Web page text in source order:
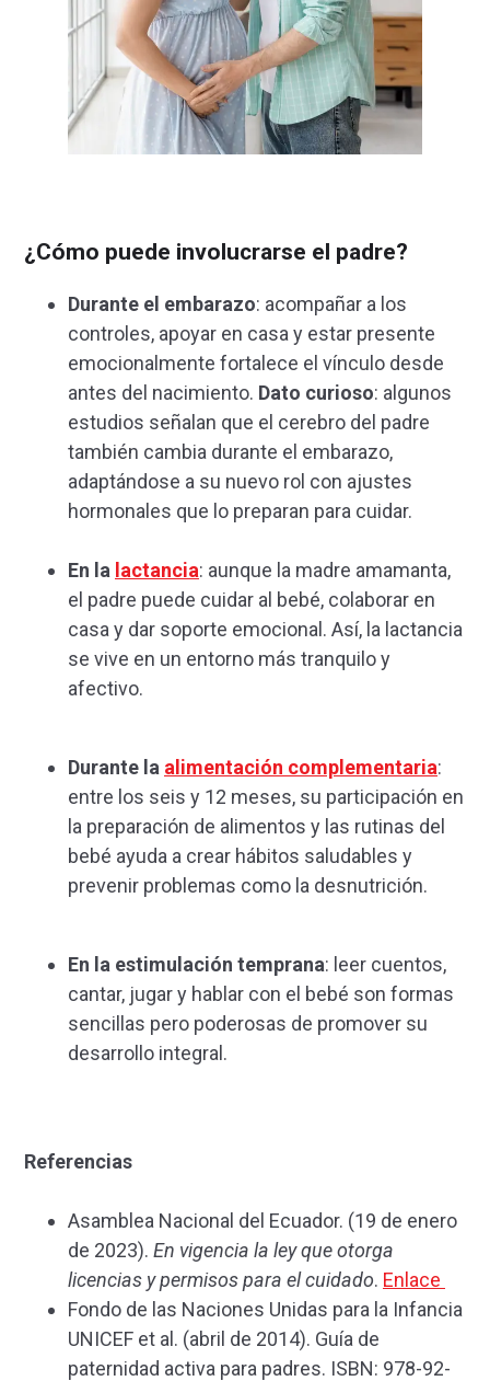
¿Cómo puede involucrarse el padre?
Durante el embarazo: acompañar a los
controles, apoyar en casa y estar presente
emocionalmente fortalece el vínculo desde
antes del nacimiento. Dato curioso: algunos
estudios señalan que el cerebro del padre
también cambia durante el embarazo,
adaptándose a su nuevo rol con ajustes
hormonales que lo preparan para cuidar.
En la lactancia: aunque la madre amamanta,
el padre puede cuidar al bebé, colaborar en
casa y dar soporte emocional. Así, la lactancia
se vive en un entorno más tranquilo y
afectivo.
Durante la alimentación complementaria:
entre los seis y 12 meses, su participación en
la preparación de alimentos y las rutinas del
bebé ayuda a crear hábitos saludables y
prevenir problemas como la desnutrición.
En la estimulación temprana: leer cuentos,
cantar, jugar y hablar con el bebé son formas
sencillas pero poderosas de promover su
desarrollo integral.
Referencias
Asamblea Nacional del Ecuador. (19 de enero
de 2023). En vigencia la ley que otorga
licencias y permisos para el cuidado. Enlace
Fondo de las Naciones Unidas para la Infancia
UNICEF et al. (abril de 2014). Guía de
paternidad activa para padres. ISBN: 978-92-